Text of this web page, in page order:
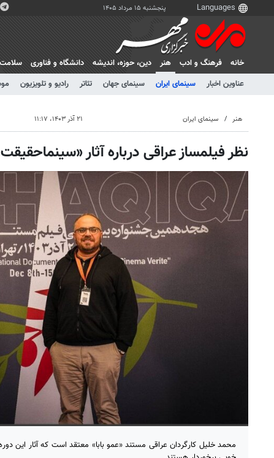
پنجشنبه ۱۵ مرداد ۱۴۰۵
خانه فرهنگ و ادب
هنر
عناوین اخبار
سینمای ایران سینمای جهان تئاتر رادیو و تلویزیون
دين، حوزه، انديشه دانشگاه و فناوری سلامت
هنر سینمای ایران ۲۱ آذر ۱۴۰۳، ۱۱:۱۷
نظر فیلمساز عراقی درباره آثار
محمد خلیل کارگردان عراقی مستند «عمو بابا» معتقد است که آثار این